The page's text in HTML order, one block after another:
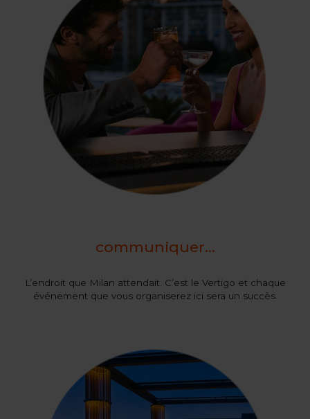
communiquer...
L’endroit que Milan attendait. C’est le Vertigo et chaque
événement que vous organiserez ici sera un succès.